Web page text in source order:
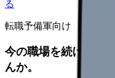
る
転職予備軍向け
今の職場を続けるか
んか。